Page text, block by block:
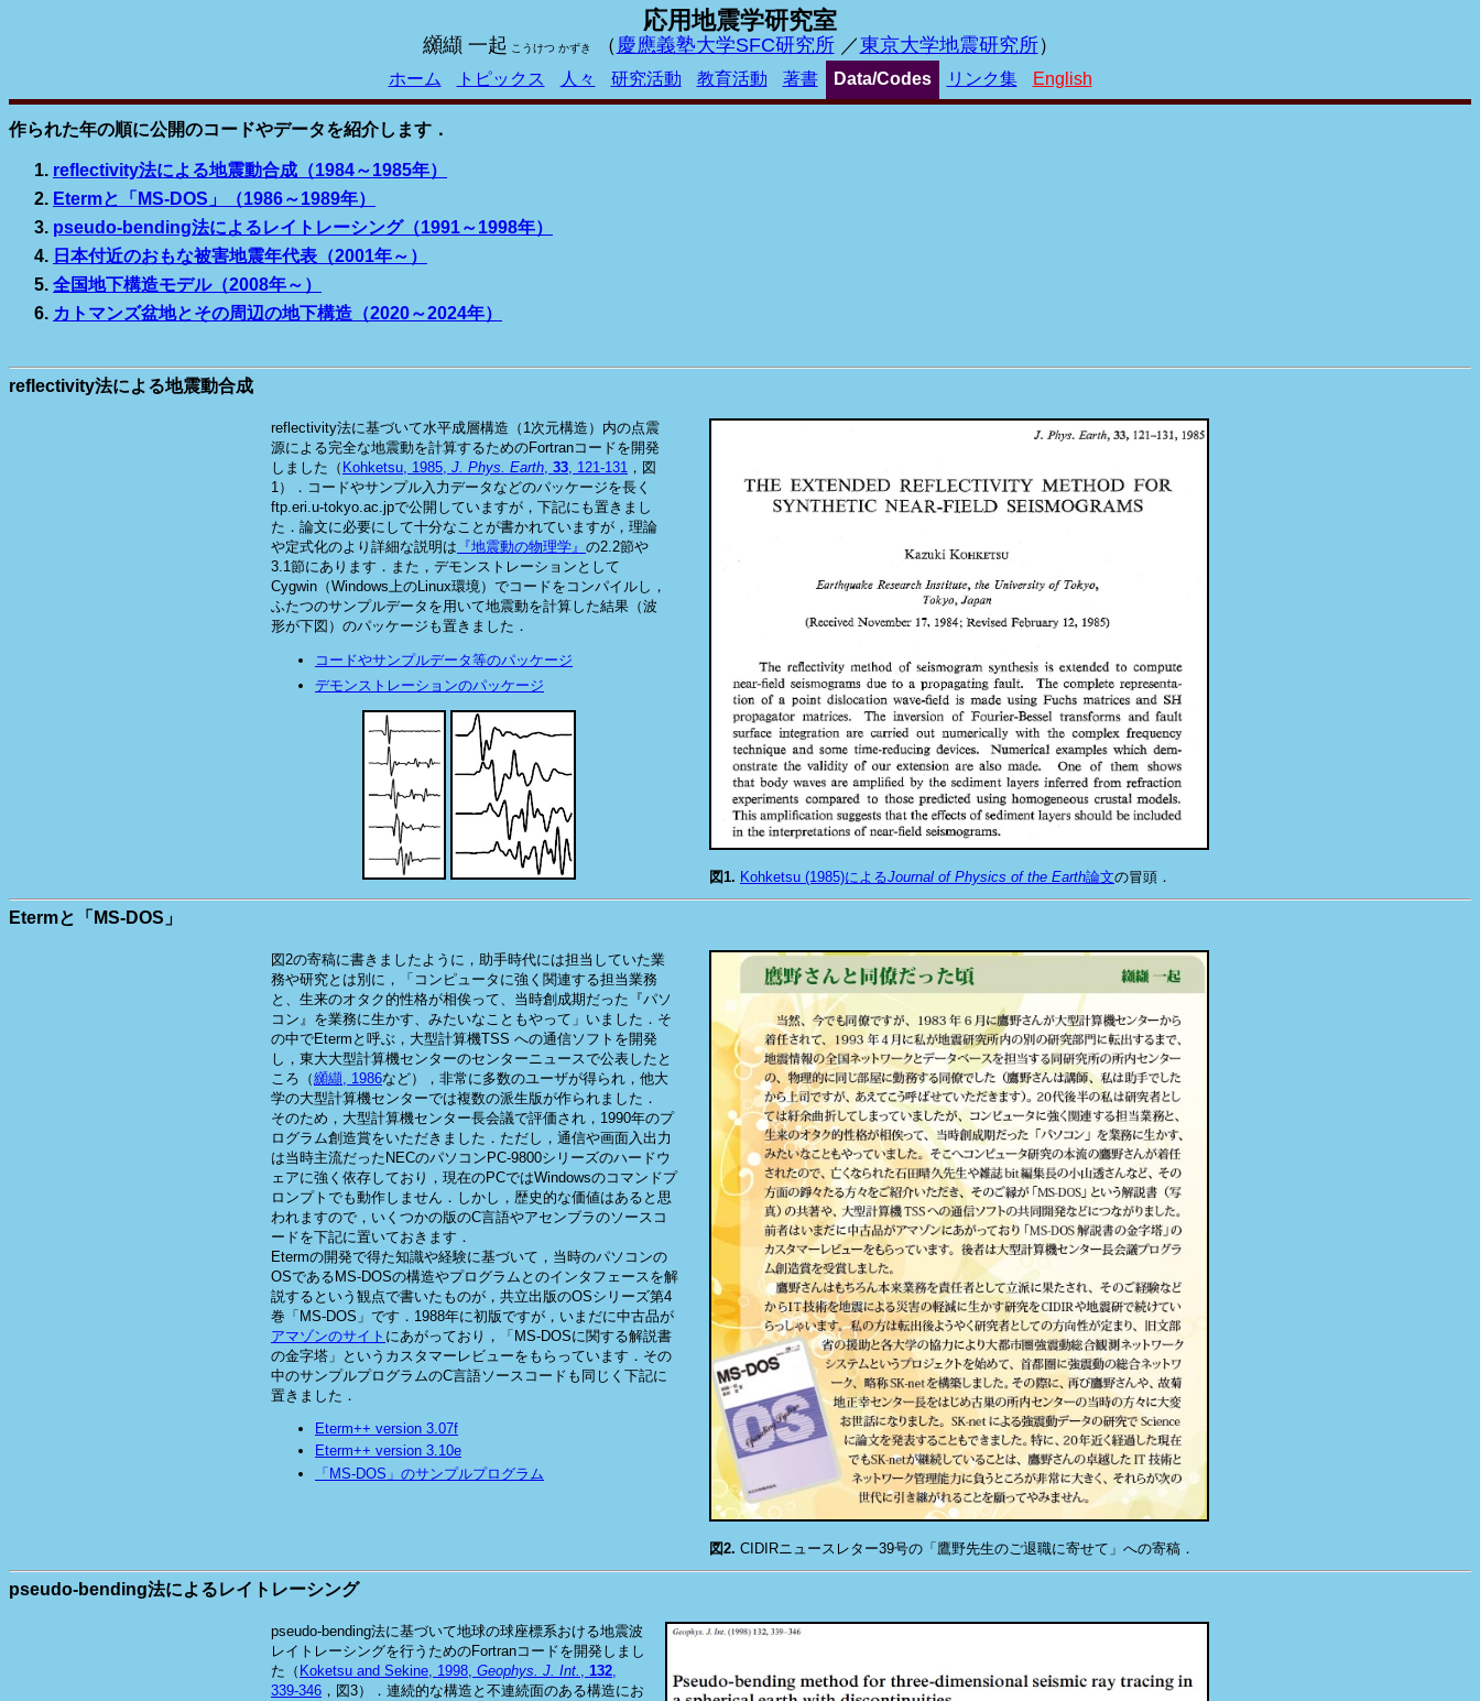
応用地震学研究室
纐纈 一起 こうけつ かずき （ 慶應義塾大学SFC研究所／東京大学地震研究所）
ホーム トピックス 人々 研究活動 教育活動 著書 Data/Codes リンク集 English
作られた年の順に公開のコードやデータを紹介します．
reflectivity法による地震動合成（1984～1985年）
Etermと「MS-DOS」（1986～1989年）
pseudo-bending法によるレイトレーシング（1991～1998年）
日本付近のおもな被害地震年代表（2001年～）
全国地下構造モデル（2008年～）
カトマンズ盆地とその周辺の地下構造（2020～2024年）
reflectivity法による地震動合成
reflectivity法に基づいて水平成層構造（1次元構造）内の点震
源による完全な地震動を計算するためのFortranコードを開発
しました（ Kohketsu, 1985, J. Phys. Earth, 33, 121-131 ，図
1）．コードやサンプル入力データなどのパッケージを長く
ftp.eri.u-tokyo.ac.jpで公開していますが，下記にも置きまし
た．論文に必要にして十分なことが書かれていますが，理論
や定式化のより詳細な説明は 『地震動の物理学』 の2.2節や
3.1節にあります．また，デモンストレーションとして
Cygwin（Windows上のLinux環境）でコードをコンパイルし，
ふたつのサンプルデータを用いて地震動を計算した結果（波
形が下図）のパッケージも置きました．
コードやサンプルデータ等のパッケージ
デモンストレーションのパッケージ
図1. Kohketsu (1985)によるJournal of Physics of the Earth論文の冒頭．
Etermと「MS-DOS」
図2の寄稿に書きましたように，助手時代には担当していた業
務や研究とは別に，「コンピュータに強く関連する担当業務
と、生来のオタク的性格が相俟って、当時創成期だった『パソ
コン』を業務に生かす、みたいなこともやって」いました．そ
の中でEtermと呼ぶ，大型計算機TSS への通信ソフトを開発
し，東大大型計算機センターのセンターニュースで公表したと
ころ（纐纈, 1986など），非常に多数のユーザが得られ，他大
学の大型計算機センターでは複数の派生版が作られました．
そのため，大型計算機センター長会議で評価され，1990年のプ
ログラム創造賞をいただきました．ただし，通信や画面入出力
は当時主流だったNECのパソコンPC-9800シリーズのハードウ
ェアに強く依存しており，現在のPCではWindowsのコマンドプ
ロンプトでも動作しません．しかし，歴史的な価値はあると思
われますので，いくつかの版のC言語やアセンブラのソースコ
ードを下記に置いておきます．
Etermの開発で得た知識や経験に基づいて，当時のパソコンの
OSであるMS-DOSの構造やプログラムとのインタフェースを解
説するという観点で書いたものが，共立出版のOSシリーズ第4
巻「MS-DOS」です．1988年に初版ですが，いまだに中古品が
アマゾンのサイト にあがっており，「MS-DOSに関する解説書
の金字塔」というカスタマーレビューをもらっています．その
中のサンプルプログラムのC言語ソースコードも同じく下記に
置きました．
Eterm++ version 3.07f
Eterm++ version 3.10e
「MS-DOS」のサンプルプログラム
図2. CIDIRニュースレター39号の「鷹野先生のご退職に寄せて」への寄稿．
pseudo-bending法によるレイトレーシング
pseudo-bending法に基づいて地球の球座標系おける地震波
レイトレーシングを行うためのFortranコードを開発しまし
た（ Koketsu and Sekine, 1998, Geophys. J. Int. , 132,
339-346 ，図3）．連続的な構造と不連続面のある構造にお